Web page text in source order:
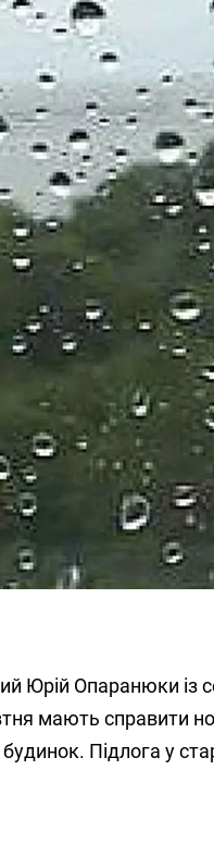
Юрій Опаранюки із
мають справити
Підлога у